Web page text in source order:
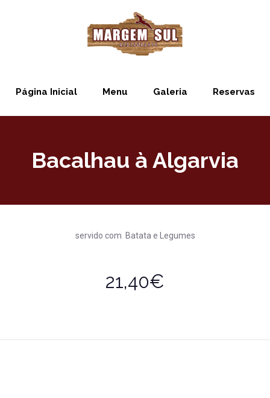
Página Inicial Menu Galeria Reservas
Bacalhau à Algarvia
servido com Batata e Legumes
21,40€